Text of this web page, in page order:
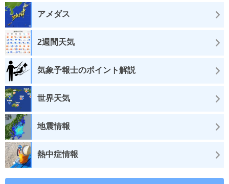
アメダス
2週間天気
気象予報士のポイント解説
世界天気
地震情報
熱中症情報